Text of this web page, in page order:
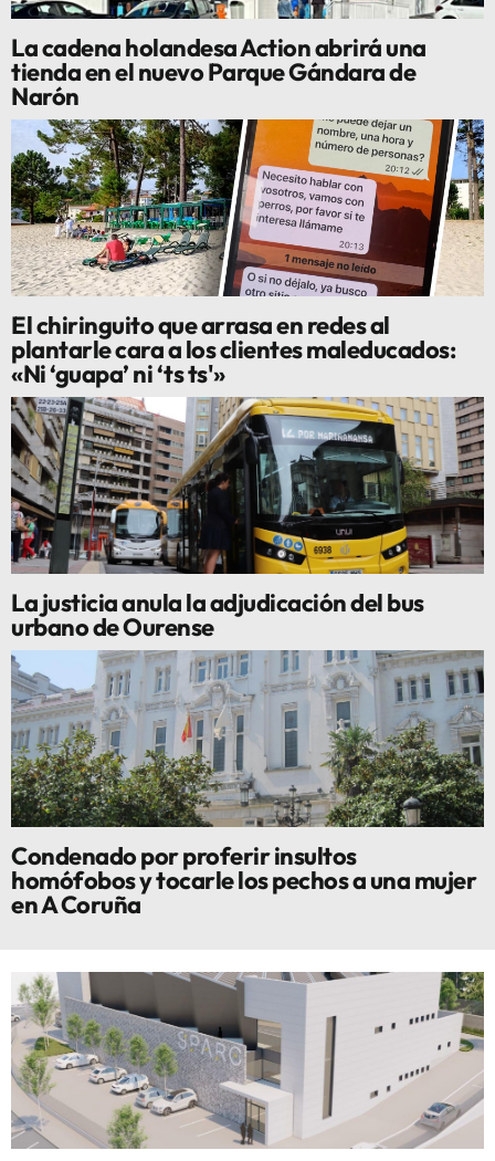
La cadena holandesa Action abrirá una
tienda en el nuevo Parque Gándara de
Narón
El chiringuito que arrasa en redes al
plantarle cara a los clientes maleducados:
«Ni ‘guapa’ ni ‘ts ts'»
La justicia anula la adjudicación del bus
urbano de Ourense
Condenado por proferir insultos
homófobos y tocarle los pechos a una mujer
en A Coruña